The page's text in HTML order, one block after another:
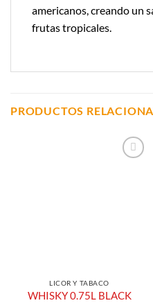
americanos, creando un
frutas tropicales.
PRODUCTOS
LICOR Y TABACO
WHISKY 0.75L BLACK